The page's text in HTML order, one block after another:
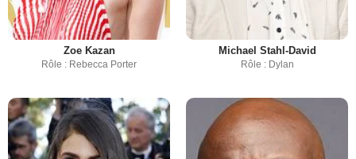
Zoe Kazan
Rôle : Rebecca Porter
Michael Stahl-David
Rôle : Dylan